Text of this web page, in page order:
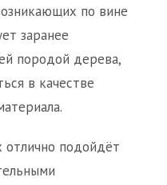
по вине
заранее
породой дерева,
в качестве
отлично подойдёт